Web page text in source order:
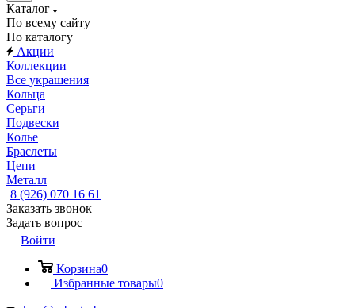
Каталог
По всему сайту
По каталогу
Акции
Коллекции
Все украшения
Кольца
Серьги
Подвески
Колье
Браслеты
Цепи
Металл
8 (926) 070 16 61
Заказать звонок
Задать вопрос
Войти
Корзина0
Избранные товары0